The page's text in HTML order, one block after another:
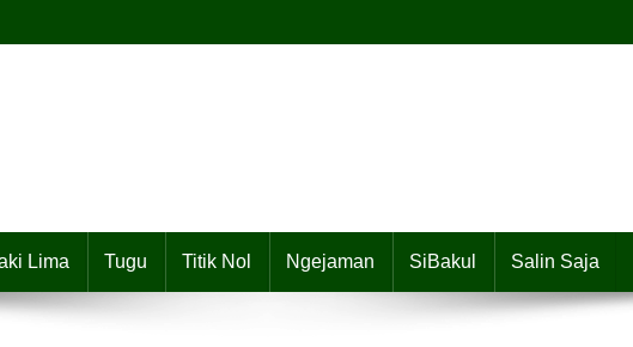
Lima Tugu Titik Nol Ngejaman SiBakul Salin Saja